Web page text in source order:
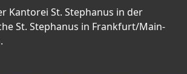
Kantorei St. Stephanus in der
St. Stephanus in Frankfurt/Main-